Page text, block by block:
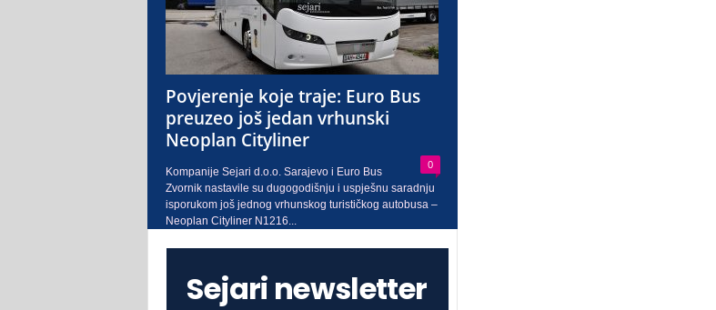
Povjerenje koje traje: Euro Bus
preuzeo još jedan vrhunski
Neoplan Cityliner
0
Kompanije Sejari d.o.o. Sarajevo i Euro Bus
Zvornik nastavile su dugogodišnju i uspješnu saradnju
isporukom još jednog vrhunskog turističkog autobusa –
Neoplan Cityliner N1216...
Sejari newsletter